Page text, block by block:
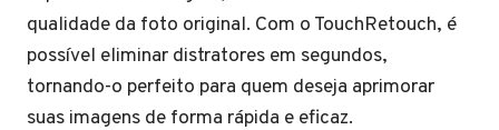
qualidade da foto original. Com o TouchRetouch, é
possível eliminar distratores em segundos,
tornando-o perfeito para quem deseja aprimorar
suas imagens de forma rápida e eficaz.